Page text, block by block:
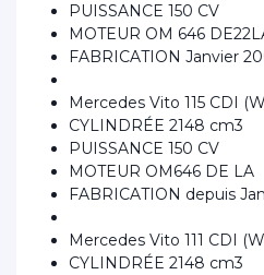
PUISSANCE 150 CV
MOTEUR OM 646
FABRICATION Janvier
Mercedes Vito 115 CDI
CYLINDRÉE 2148 cm3
PUISSANCE 150 CV
MOTEUR OM646 DE LA
FABRICATION depuis
Mercedes Vito 111 CDI
CYLINDRÉE 2148 cm3